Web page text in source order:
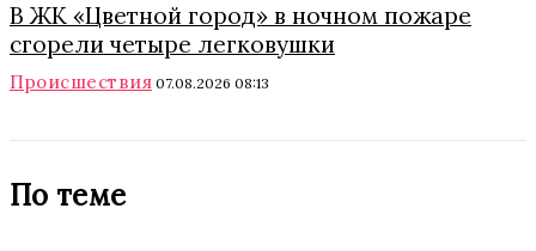
В ЖК «Цветной город» в ночном пожаре
сгорели четыре легковушки
Происшествия 07.08.2026 08:13
По теме